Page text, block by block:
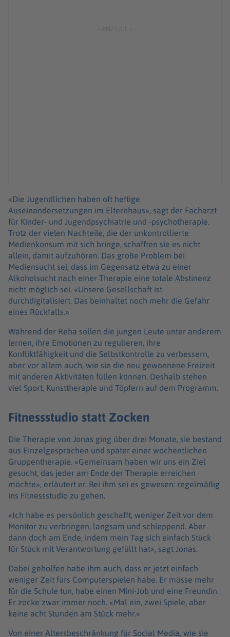
«Die Jugendlichen haben oft heftige
Auseinandersetzungen im Elternhaus», sagt der Facharzt
für Kinder- und Jugendpsychiatrie und -psychotherapie.
Trotz der vielen Nachteile, die der unkontrollierte
Medienkonsum mit sich bringe, schafften sie es nicht
allein, damit aufzuhören. Das große Problem bei
Mediensucht sei, dass im Gegensatz etwa zu einer
Alkoholsucht nach einer Therapie eine totale Abstinenz
nicht möglich sei. «Unsere Gesellschaft ist
durchdigitalisiert. Das beinhaltet noch mehr die Gefahr
eines Rückfalls.»
Während der Reha sollen die jungen Leute unter anderem
lernen, ihre Emotionen zu regulieren, ihre
Konfliktfähigkeit und die Selbstkontrolle zu verbessern,
aber vor allem auch, wie sie die neu gewonnene Freizeit
mit anderen Aktivitäten füllen können. Deshalb stehen
viel Sport, Kunsttherapie und Töpfern auf dem Programm.
Fitnessstudio statt Zocken
Die Therapie von Jonas ging über drei Monate, sie bestand
aus Einzelgesprächen und später einer wöchentlichen
Gruppentherapie. «Gemeinsam haben wir uns ein Ziel
gesucht, das jeder am Ende der Therapie erreichen
möchte», erläutert er. Bei ihm sei es gewesen: regelmäßig
ins Fitnessstudio zu gehen.
«Ich habe es persönlich geschafft, weniger Zeit vor dem
Monitor zu verbringen, langsam und schleppend. Aber
dann doch am Ende, indem mein Tag sich einfach Stück
für Stück mit Verantwortung gefüllt hat», sagt Jonas.
Dabei geholfen habe ihm auch, dass er jetzt einfach
weniger Zeit fürs Computerspielen habe. Er müsse mehr
für die Schule tun, habe einen Mini-Job und eine Freundin.
Er zocke zwar immer noch. «Mal ein, zwei Spiele, aber
keine acht Stunden am Stück mehr.»
Von einer Altersbeschränkung für Social Media, wie sie